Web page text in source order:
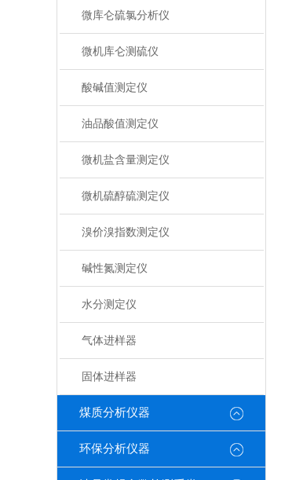
微库仑硫氯分析仪
微机库仑测硫仪
酸碱值测定仪
油品酸值测定仪
微机盐含量测定仪
微机硫醇硫测定仪
溴价溴指数测定仪
碱性氮测定仪
水分测定仪
气体进样器
固体进样器
煤质分析仪器
环保分析仪器